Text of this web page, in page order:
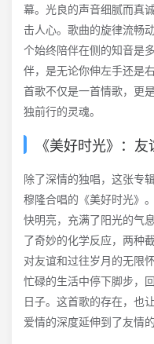
幕。光良的声音细腻而真
击人心。歌曲的旋律流畅
个始终陪伴在侧的知音是
伴，是无论你伸左手还是
首歌不仅是一首情歌，更
独前行的灵魂。
《美好时光》：
除了深情的独唱，这张
穆隆合唱的《美好时光》
快明亮，充满了阳光的气
了奇妙的化学反应，两种
对友谊和过往岁月的无限
忙碌的生活中停下脚步，
日子。这首歌的存在，也
爱情的深度延伸到了友情的